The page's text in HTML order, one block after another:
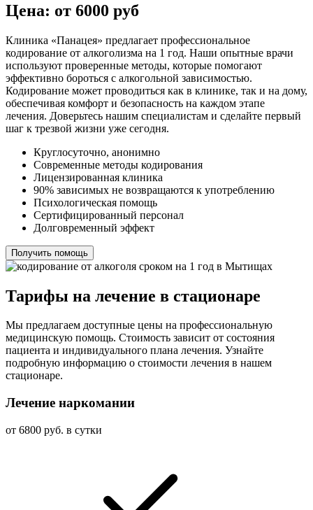
Цена: от 6000 руб
Клиника «Панацея» предлагает профессиональное
кодирование от алкоголизма на 1 год. Наши опытные врачи
используют проверенные методы, которые помогают
эффективно бороться с алкогольной зависимостью.
Кодирование может проводиться как в клинике, так и на дому,
обеспечивая комфорт и безопасность на каждом этапе
лечения. Доверьтесь нашим специалистам и сделайте первый
шаг к трезвой жизни уже сегодня.
Круглосуточно, анонимно
Современные методы кодирования
Лицензированная клиника
90% зависимых не возвращаются к употреблению
Психологическая помощь
Сертифицированный персонал
Долговременный эффект
Получить помощь
Тарифы на лечение в стационаре
Мы предлагаем доступные цены на профессиональную
медицинскую помощь. Стоимость зависит от состояния
пациента и индивидуального плана лечения. Узнайте
подробную информацию о стоимости лечения в нашем
стационаре.
Лечение наркомании
от 6800 руб. в сутки